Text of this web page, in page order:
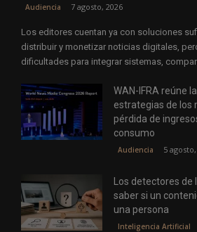
Audiencia 7 agosto, 2026
Los editores cuentan ya con soluciones
distribuir y monetizar noticias digitales,
dificultades para integrar sistemas,
WAN-IFRA reúne
estrategias de los
pérdida de
consumo
Audiencia 5
Los detectores
saber si un
una persona
Inteligencia Artificial